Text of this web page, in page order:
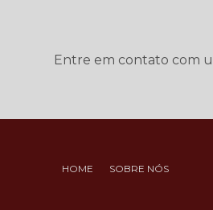
Entre em contato com
HOME SOBRE NÓS